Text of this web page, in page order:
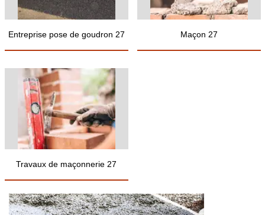
Entreprise pose de goudron 27 Maçon 27
Travaux de maçonnerie 27